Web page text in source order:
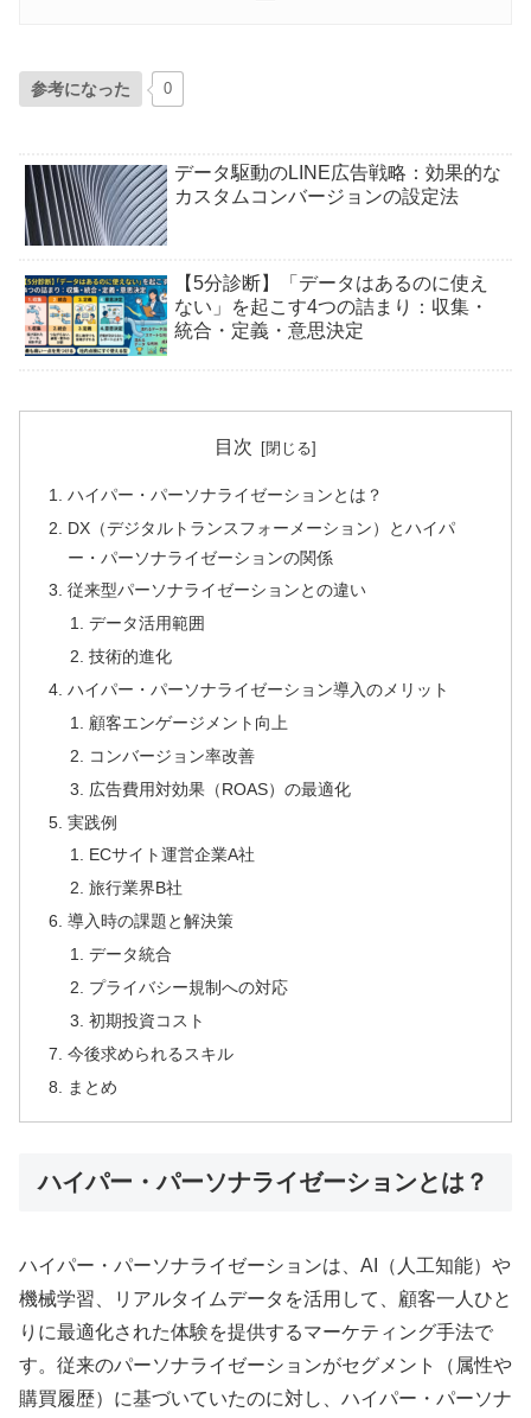
参考になった 0
データ駆動のLINE広告戦略：効果的な
カスタムコンバージョンの設定法
【5分診断】「データはあるのに使え
ない」を起こす4つの詰まり：収集・
統合・定義・意思決定
目次
ハイパー・パーソナライゼーションとは？
DX（デジタルトランスフォーメーション）とハイパ
ー・パーソナライゼーションの関係
従来型パーソナライゼーションとの違い
データ活用範囲
技術的進化
ハイパー・パーソナライゼーション導入のメリット
顧客エンゲージメント向上
コンバージョン率改善
広告費用対効果（ROAS）の最適化
実践例
ECサイト運営企業A社
旅行業界B社
導入時の課題と解決策
データ統合
プライバシー規制への対応
初期投資コスト
今後求められるスキル
まとめ
ハイパー・パーソナライゼーションとは？
ハイパー・パーソナライゼーションは、AI（人工知能）や
機械学習、リアルタイムデータを活用して、顧客一人ひと
りに最適化された体験を提供するマーケティング手法で
す。従来のパーソナライゼーションがセグメント（属性や
購買履歴）に基づいていたのに対し、ハイパー・パーソナ